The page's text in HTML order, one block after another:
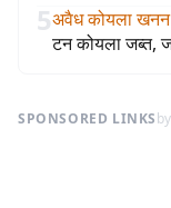
5अवैध कोयला खनन
टन कोयला जब्त,
SPONSORED LINKS